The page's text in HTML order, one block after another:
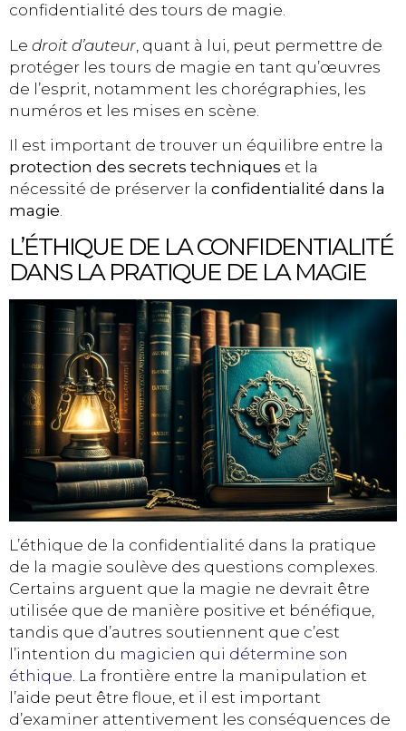
confidentialité des tours de magie.
Le droit d’auteur , quant à lui, peut permettre de
protéger les tours de magie en tant qu’œuvres
de l’esprit, notamment les chorégraphies, les
numéros et les mises en scène.
Il est important de trouver un équilibre entre la
protection des secrets techniques et la
nécessité de préserver la confidentialité dans la
magie
L’ÉTHIQUE DE LA CONFIDENTIALITÉ
DANS LA PRATIQUE DE LA MAGIE
L’éthique de la confidentialité dans la pratique
de la magie soulève des questions complexes.
Certains arguent que la magie ne devrait être
utilisée que de manière positive et bénéfique,
tandis que d’autres soutiennent que c’est
l’intention du magicien qui détermine son
éthique. La frontière entre la manipulation et
l’aide peut être floue, et il est important
d’examiner attentivement les conséquences de